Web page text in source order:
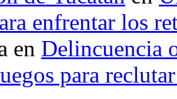
enfrentar los
en Delincuencia
para